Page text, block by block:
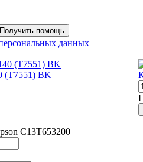
Получить помощь
данных
(T7551) BK
C13T653200